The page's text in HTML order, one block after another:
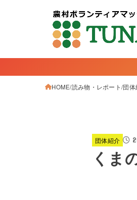
HOME 読み物・レポート 団体
団体紹介
くま